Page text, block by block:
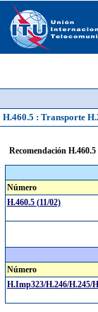
H.460.5 : Transporte
Recomendación H.460.5
Número
H.460.5 (11/02)
Número
H.Imp323/H.246/H.245/